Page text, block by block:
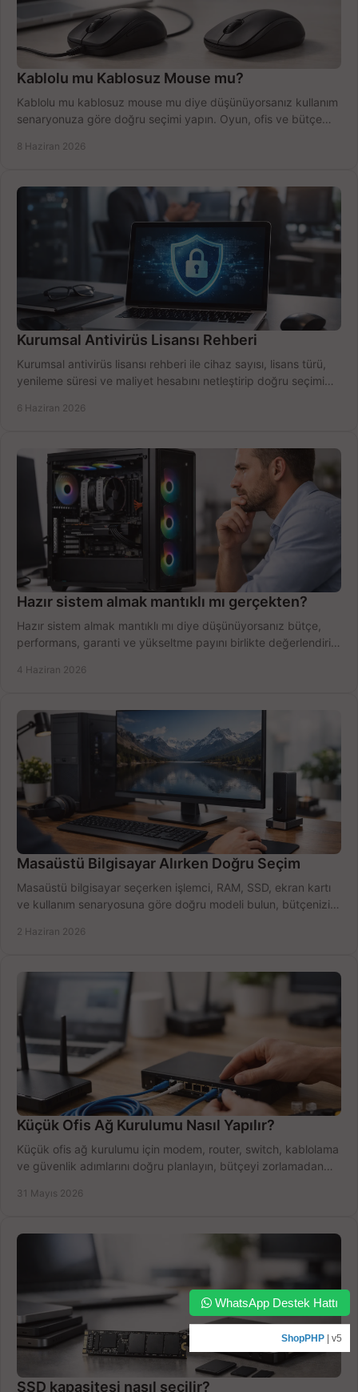
Kablolu mu Kablosuz Mouse mu?
Kablolu mu kablosuz mouse mu diye düşünüyorsanız kullanım
senaryonuza göre doğru seçimi yapın. Oyun, ofis ve bütçe
8 Haziran 2026
Kurumsal Antivirüs Lisansı Rehberi
Kurumsal antivirüs lisansı rehberi ile cihaz sayısı, lisans türü,
yenileme süresi ve maliyet hesabını netleştirip doğru seçimi
6 Haziran 2026
Hazır sistem almak mantıklı mı gerçekten?
Hazır sistem almak mantıklı mı diye düşünüyorsanız bütçe,
performans, garanti ve yükseltme payını birlikte değerlendirin,
4 Haziran 2026
Masaüstü Bilgisayar Alırken Doğru Seçim
Masaüstü bilgisayar seçerken işlemci, RAM, SSD, ekran kartı
ve kullanım senaryosuna göre doğru modeli bulun, bütçenizi
2 Haziran 2026
Küçük Ofis Ağ Kurulumu Nasıl Yapılır?
Küçük ofis ağ kurulumu için modem, router, switch, kablolama
ve güvenlik adımlarını doğru planlayın, bütçeyi zorlamadan
31 Mayıs 2026
SSD kapasitesi nasıl seçilir?
WhatsApp Destek Hattı
ShopPHP | v5